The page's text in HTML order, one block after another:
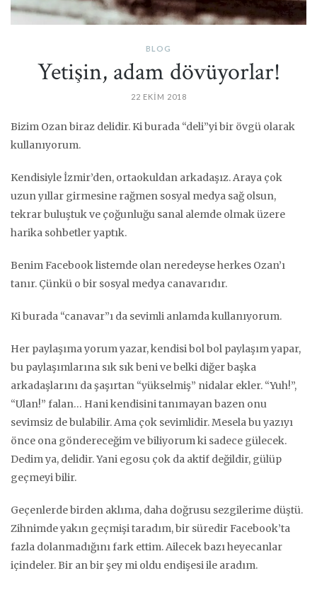
BLOG
Yetişin, adam dövüyorlar!
22 EKIM 2018
Bizim Ozan biraz delidir. Ki burada “deli”yi bir övgü olarak
kullanıyorum.
Kendisiyle İzmir’den, ortaokuldan arkadaşız. Araya çok
uzun yıllar girmesine rağmen sosyal medya sağ olsun,
tekrar buluştuk ve çoğunluğu sanal alemde olmak üzere
harika sohbetler yaptık.
Benim Facebook listemde olan neredeyse herkes Ozan’ı
tanır. Çünkü o bir sosyal medya canavarıdır.
Ki burada “canavar”ı da sevimli anlamda kullanıyorum.
Her paylaşıma yorum yazar, kendisi bol bol paylaşım yapar,
bu paylaşımlarına sık sık beni ve belki diğer başka
arkadaşlarını da şaşırtan “yükselmiş” nidalar ekler. “Yuh!”,
“Ulan!” falan… Hani kendisini tanımayan bazen onu
sevimsiz de bulabilir. Ama çok sevimlidir. Mesela bu yazıyı
önce ona göndereceğim ve biliyorum ki sadece gülecek.
Dedim ya, delidir. Yani egosu çok da aktif değildir, gülüp
geçmeyi bilir.
Geçenlerde birden aklıma, daha doğrusu sezgilerime düştü.
Zihnimde yakın geçmişi taradım, bir süredir Facebook’ta
fazla dolanmadığını fark ettim. Ailecek bazı heyecanlar
içindeler. Bir an bir şey mi oldu endişesi ile aradım.